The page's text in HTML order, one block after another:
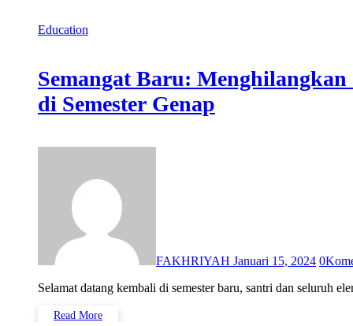
Education
Semangat Baru:
di Semester Genap
FAKHRIYAH Januari 15, 2024 0
Selamat datang kembali di semester baru, santri dan
Read More